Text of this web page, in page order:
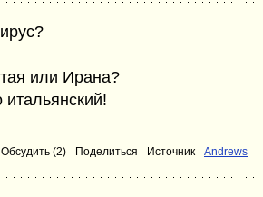
или Ирана?
Обсудить (2) Поделиться Источник Andrews